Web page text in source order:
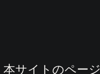
本サイトのページ